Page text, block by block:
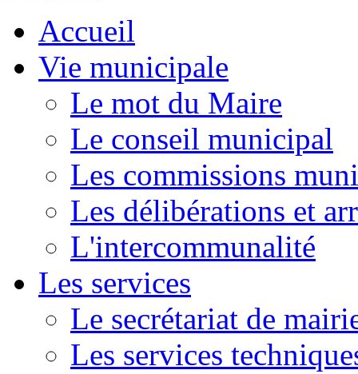
Accueil
Vie municipale
Le mot du Maire
Le conseil municipal
Les commissions
Les délibérations et
L'intercommunalité
Les services
Le secrétariat de
Les services